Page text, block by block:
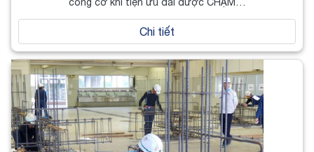
công cơ khí tiện ưu đãi được CHẬM…
Chi tiết